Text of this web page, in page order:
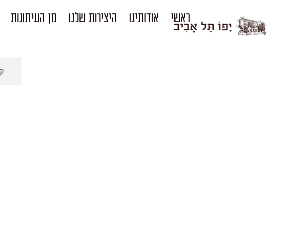
ראשי אודותינו היצירות שלנו​ מן העיתונות